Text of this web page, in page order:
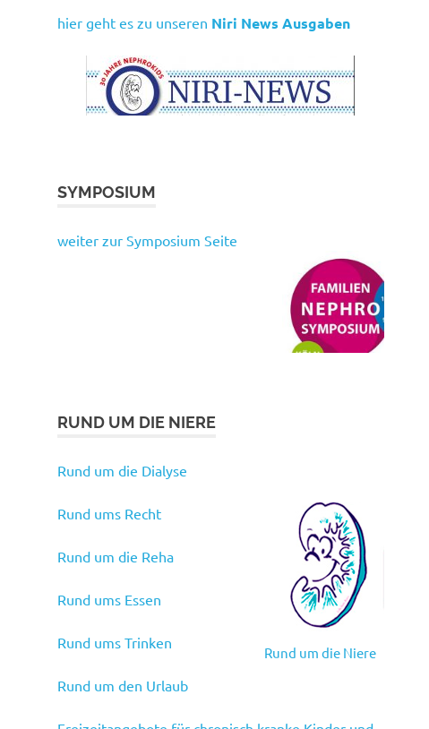
hier geht es zu unseren Niri News Ausgaben
SYMPOSIUM
weiter zur Symposium Seite
RUND UM DIE NIERE
Rund um die Dialyse
Rund um die Niere
Rund ums Recht
Rund um die Reha
Rund ums Essen
Rund ums Trinken
Rund um den Urlaub